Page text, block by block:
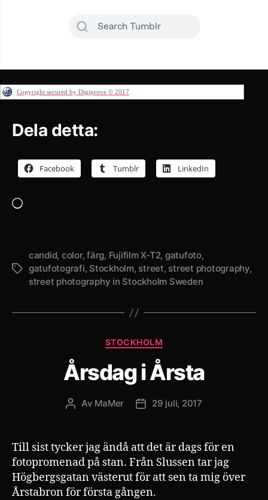
Copyright secured by Digiprove © 2017
Dela detta:
Facebook Tumblr LinkedIn
Etiketter
candid, color,färg, Fujifilm X-T2, gatufoto,
gatufotografi, Stockholm, street, street photography,
street photography in Stockholm Sweden
Kategorier
STOCKHOLM
Årsdag i Årsta
Inläggsförfattare
Av MaMer Inläggsdatum
29 juli, 2017
Till sist tycker jag ändå att det är dags för en
fotopromenad på stan. Från Slussen tar jag
Högbergsgatan västerut för att sen ta mig över
Årstabron för första gången.